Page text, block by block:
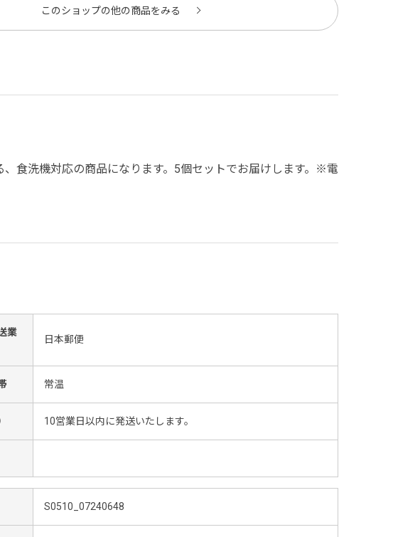
このショップの他の商品をみる
食洗機対応の商品になります。5個セットでお届けします。※電
業
日本郵便
常温
10営業日以内に発送いたします。
S0510_07240648